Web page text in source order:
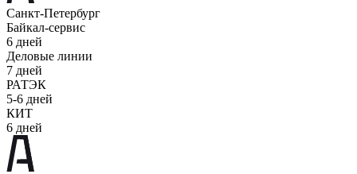
Санкт-Петербург
Байкал-сервис
6 дней
Деловые линии
7 дней
РАТЭК
5-6 дней
КИТ
6 дней